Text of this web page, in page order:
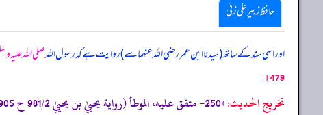
حافظ زبیر علی زئی
اور اسی سند کے ساتھ (سیدنا ابن عمر رضی اللہ عنہما سے) روایت ہے کہ رسول اللہصلی اللہ علیہ
479]
تخریج الحدیث:«250- متفق عليه، الموطأ (رواية يحييٰ بن يحييٰ 981/2 ح 1905، ك 54 ب 17 ح 43) التمهيد 336/14، الاستذكار:1841، أخرجه البخاري (2546) و مسلم (1664/43) من حديث مالك به.»